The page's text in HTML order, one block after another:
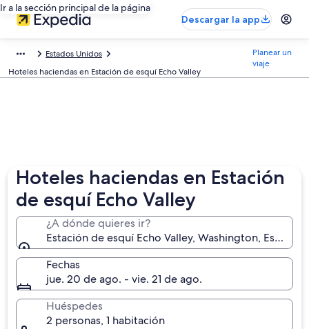
Ir a la sección principal de la página
Descargar la app
Estados Unidos
Hoteles haciendas en Estación de esquí Echo Valley
Planear un
viaje
Hoteles haciendas en Estación
de esquí Echo Valley
¿A dónde quieres ir?
Estación de esquí Echo Valley, Washington, Estados
Fechas
jue. 20 de ago. - vie. 21 de ago.
Huéspedes
2 personas, 1 habitación